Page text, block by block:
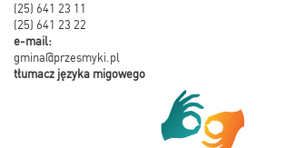
(25) 641 23 11
(25) 641 23 22
e-mail:
gmina@przesmyki.pl
tłumacz języka migowego